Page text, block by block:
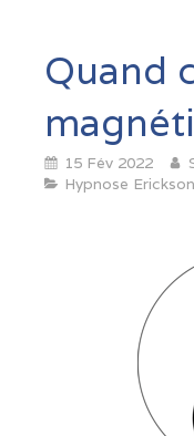
Quand
15 Fév 2022
Hypnose